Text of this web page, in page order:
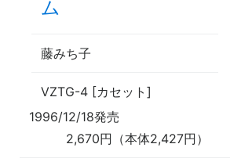
ム
藤みち子
VZTG-4 [カセット]
1996/12/18発売
2,670円（本体2,427円）